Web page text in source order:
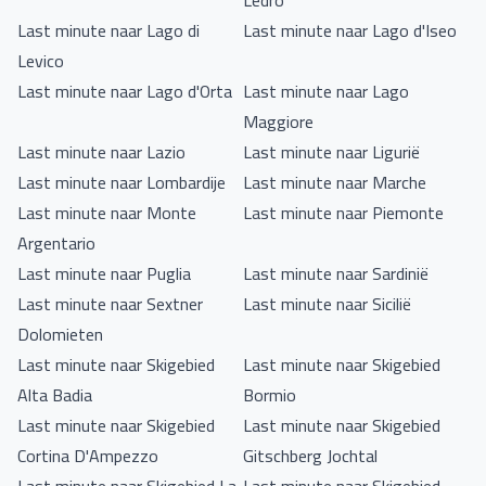
Last minute naar Lago di
Levico
Last minute naar Lago d'Iseo
Last minute naar Lago d'Orta Last minute naar Lago
Maggiore
Last minute naar Lazio
Last minute naar Ligurië
Last minute naar Lombardije Last minute naar Marche
Last minute naar Monte
Argentario
Last minute naar Piemonte
Last minute naar Puglia
Last minute naar Sardinië
Last minute naar Sextner
Dolomieten
Last minute naar Sicilië
Last minute naar Skigebied
Alta Badia
Last minute naar Skigebied
Bormio
Last minute naar Skigebied
Cortina D'Ampezzo
Last minute naar Skigebied
Gitschberg Jochtal